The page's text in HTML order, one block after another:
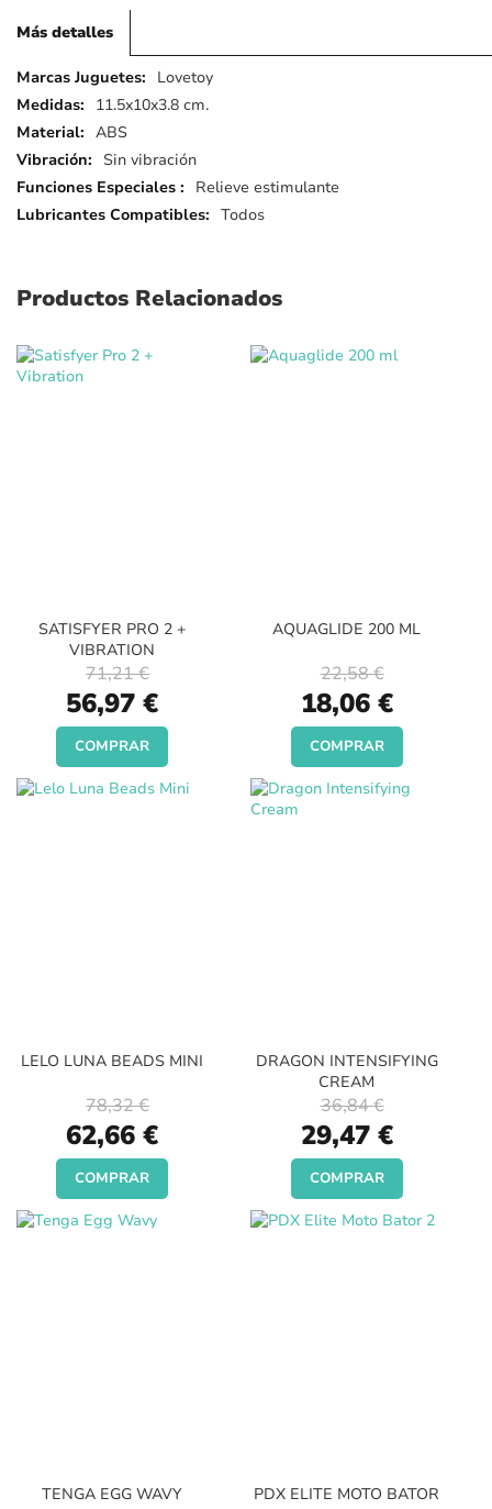
Más detalles
Más
detalles
Lovetoy
11.5x10x3.8 cm.
ABS
Sin vibración
Relieve estimulante
Todos
Productos Relacionados
SATISFYER PRO 2 +
VIBRATION
Special
Price
56,97 €
71,21 €
COMPRAR
AQUAGLIDE 200 ML
Special
Price
18,06 €
22,58 €
COMPRAR
LELO LUNA BEADS MINI
Special
Price
62,66 €
78,32 €
COMPRAR
DRAGON INTENSIFYING
CREAM
Special
Price
29,47 €
36,84 €
COMPRAR
TENGA EGG WAVY
PDX ELITE MOTO BATOR